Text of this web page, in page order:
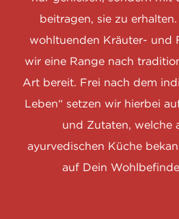
beitragen, sie zu
wohltuenden Kräuter- und
wir eine Range nach
Art bereit. Frei nach dem
Leben“ setzen wir hierbei
und Zutaten, welche
ayurvedischen Küche
auf Dein